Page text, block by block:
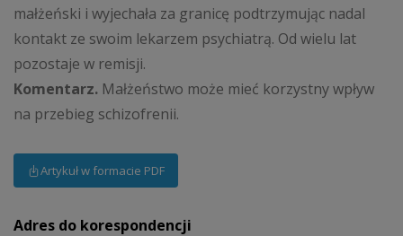
małżeński i wyjechała za granicę podtrzymując nadal
kontakt ze swoim lekarzem psychiatrą. Od wielu lat
pozostaje w remisji.
Komentarz. Małżeństwo może mieć korzystny wpływ
na przebieg schizofrenii.
Artykuł w formacie PDF
Adres do korespondencji